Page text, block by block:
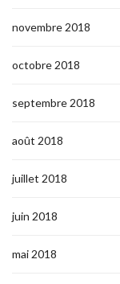
novembre 2018
octobre 2018
septembre 2018
août 2018
juillet 2018
juin 2018
mai 2018